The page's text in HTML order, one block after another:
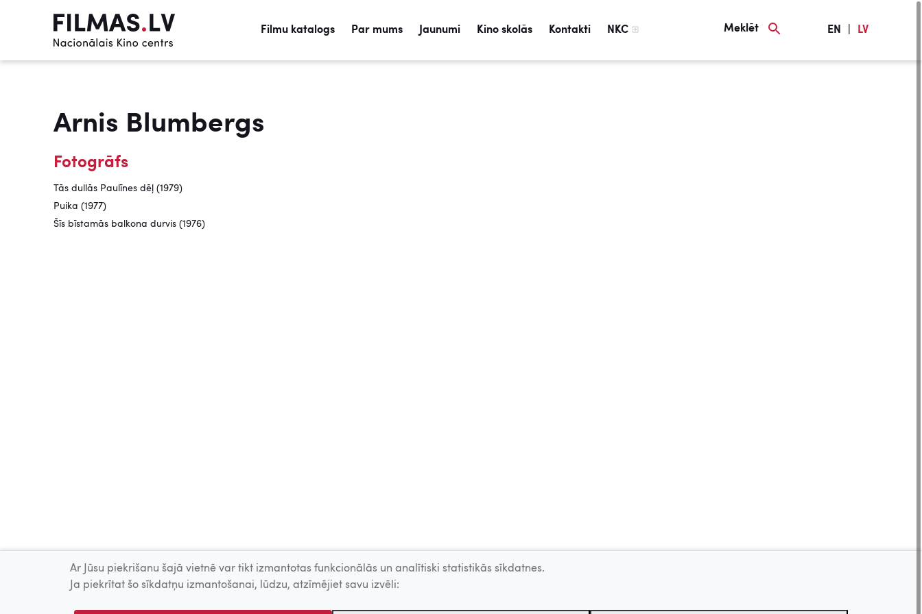
Filmu katalogs Par mums Jaunumi Kino skolās Kontakti NKC Meklēt EN LV
Arnis Blumbergs
Fotogrāfs
Tās dullās Paulīnes dēļ (1979)
Puika (1977)
Šīs bīstamās balkona durvis (1976)
Ar Jūsu piekrišanu šajā vietnē var tikt izmantotas funkcionālās un analītiski statistikās sīkdatnes.
Ja piekrītat šo sīkdatņu izmantošanai, lūdzu, atzīmējiet savu izvēli: